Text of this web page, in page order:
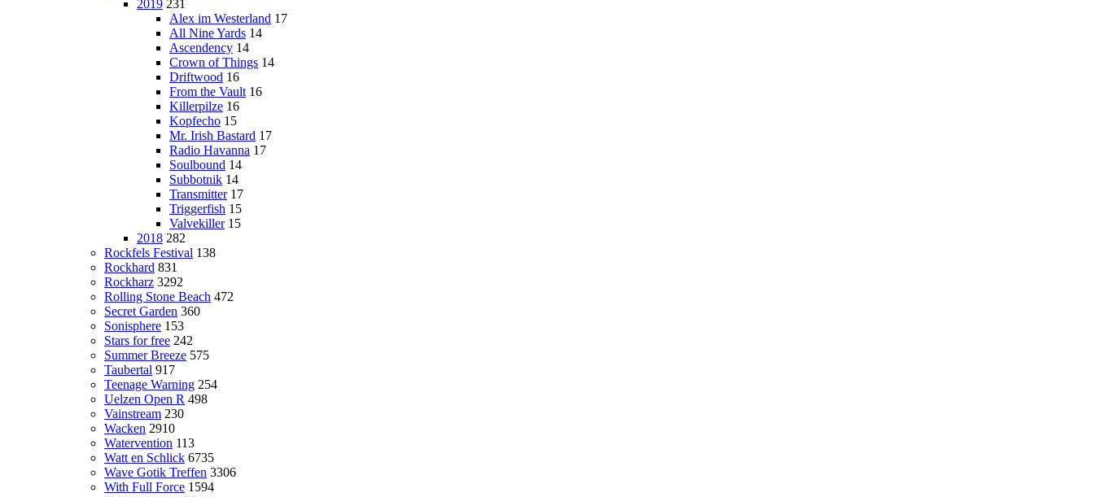
2019 231
Alex im Westerland 17
All Nine Yards 14
Ascendency 14
Crown of Things 14
Driftwood 16
From the Vault 16
Killerpilze 16
Kopfecho 15
Mr. Irish Bastard 17
Radio Havanna 17
Soulbound 14
Subbotnik 14
Transmitter 17
Triggerfish 15
Valvekiller 15
2018 282
Rockfels Festival 138
Rockhard 831
Rockharz 3292
Rolling Stone Beach 472
Secret Garden 360
Sonisphere 153
Stars for free 242
Summer Breeze 575
Taubertal 917
Teenage Warning 254
Uelzen Open R 498
Vainstream 230
Wacken 2910
Watervention 113
Watt en Schlick 6735
Wave Gotik Treffen 3306
With Full Force 1594